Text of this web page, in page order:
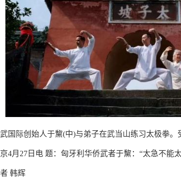
际创始人于黧(中)与弟子在武当山练习太极拳。
27日电 题：匈牙利华侨武者于黧：“太急不能
韩辉